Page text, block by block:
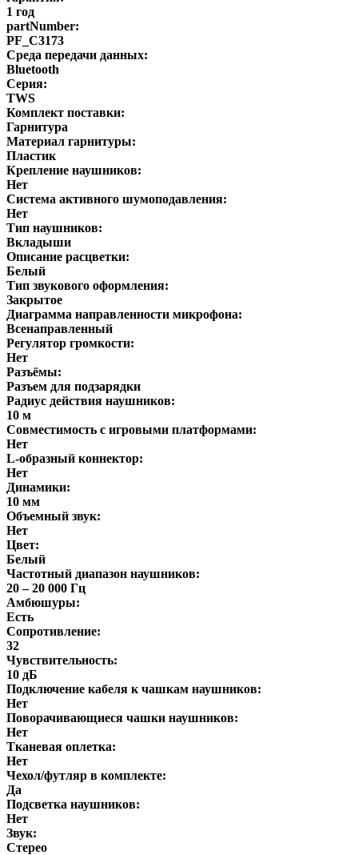
1 год
partNumber:
PF_C3173
Среда передачи данных:
Bluetooth
Серия:
TWS
Комплект поставки:
Гарнитура
Материал гарнитуры:
Пластик
Крепление наушников:
Нет
Система активного шумоподавления:
Нет
Тип наушников:
Вкладыши
Описание расцветки:
Белый
Тип звукового оформления:
Закрытое
Диаграмма направленности микрофона:
Всенаправленный
Регулятор громкости:
Нет
Разъёмы:
Разъем для подзарядки
Радиус действия наушников:
10 м
Совместимость с игровыми платформами:
Нет
L-образный коннектор:
Нет
Динамики:
10 мм
Объемный звук:
Нет
Цвет:
Белый
Частотный диапазон наушников:
20 – 20 000 Гц
Амбюшуры:
Есть
Сопротивление:
32
Чувствительность:
10 дБ
Подключение кабеля к чашкам наушников:
Нет
Поворачивающиеся чашки наушников:
Нет
Тканевая оплетка:
Нет
Чехол/футляр в комплекте:
Да
Подсветка наушников:
Нет
Звук:
Стерео